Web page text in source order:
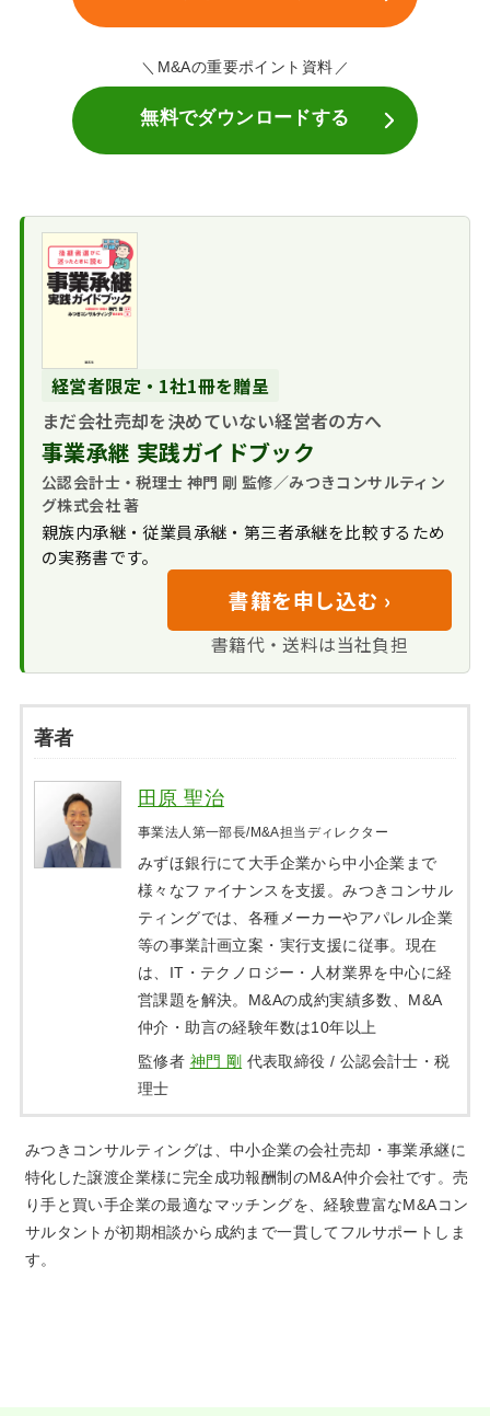
M&Aの重要ポイント資料
無料でダウンロードする
経営者限定・1社1冊を贈呈
まだ会社売却を決めていない経営者の方へ
事業承継 実践ガイドブック
公認会計士・税理士 神門 剛 監修／みつきコンサルティン
グ株式会社 著
親族内承継・従業員承継・第三者承継を比較するため
の実務書です。
書籍を申し込む ›
書籍代・送料は当社負担
著者
田原 聖治
事業法人第一部長/M&A担当ディレクター
みずほ銀行にて大手企業から中小企業まで
様々なファイナンスを支援。みつきコンサル
ティングでは、各種メーカーやアパレル企業
等の事業計画立案・実行支援に従事。現在
は、IT・テクノロジー・人材業界を中心に経
営課題を解決。M&Aの成約実績多数、M&A
仲介・助言の経験年数は10年以上
監修者 神門 剛 代表取締役 / 公認会計士・税
理士
みつきコンサルティングは、中小企業の会社売却・事業承継に
特化した譲渡企業様に完全成功報酬制のM&A仲介会社です。売
り手と買い手企業の最適なマッチングを、経験豊富なM&Aコン
サルタントが初期相談から成約まで一貫してフルサポートしま
す。